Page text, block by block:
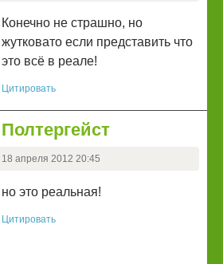
Конечно не страшно, но
жутковато если представить что
это всё в реале!
Цитировать
Полтергейст
18 апреля 2012 20:45
но это реальная!
Цитировать